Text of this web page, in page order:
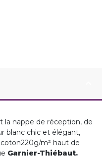
la nappe de réception, de
blanc chic et élégant,
m² haut de
Garnier-Thiébaut.